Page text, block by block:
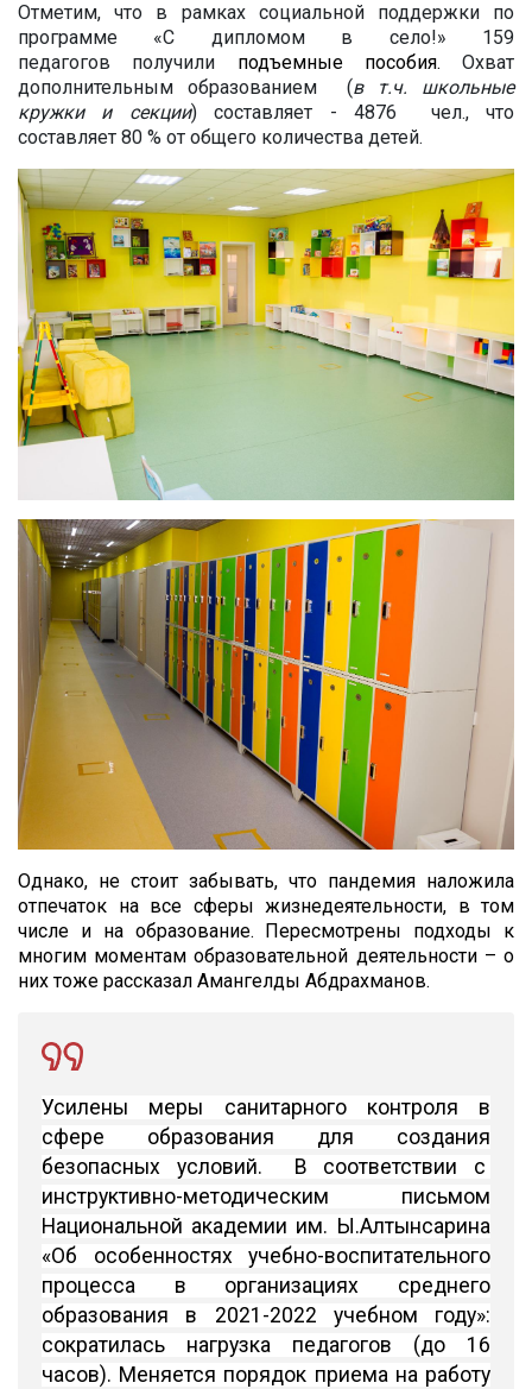
Отметим, что в рамках социальной поддержки по
программе «С дипломом в село!» 159
педагогов получили подъемные пособия. Охват
дополнительным образованием (в т.ч. школьные
кружки и секции) составляет - 4876 чел., что
составляет 80 % от общего количества детей.
Однако, не стоит забывать, что пандемия наложила
отпечаток на все сферы жизнедеятельности, в том
числе и на образование. Пересмотрены подходы к
многим моментам образовательной деятельности – о
них тоже рассказал Амангелды Абдрахманов.
Усилены меры санитарного контроля в
сфере образования для создания
безопасных условий. В соответствии с
инструктивно-методическим письмом
Национальной академии им. Ы.Алтынсарина
«Об особенностях учебно-воспитательного
процесса в организациях среднего
образования в 2021-2022 учебном году»:
сократилась нагрузка педагогов (до 16
часов). Меняется порядок приема на работу